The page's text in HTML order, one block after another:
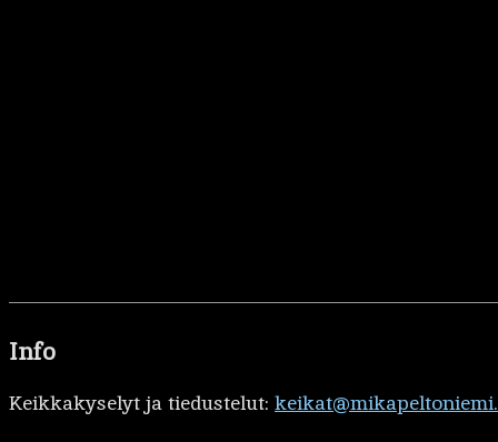
Info
Keikkakyselyt ja tiedustelut: